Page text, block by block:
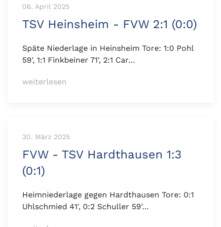
06. April 2025
TSV Heinsheim - FVW 2:1 (0:0)
Späte Niederlage in Heinsheim Tore: 1:0 Pohl
59', 1:1 Finkbeiner 71', 2:1 Car…
weiterlesen
30. März 2025
FVW - TSV Hardthausen 1:3
(0:1)
Heimniederlage gegen Hardthausen Tore: 0:1
Uhlschmied 41', 0:2 Schuller 59'…